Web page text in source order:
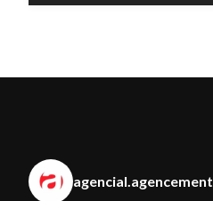
agencial.agencement